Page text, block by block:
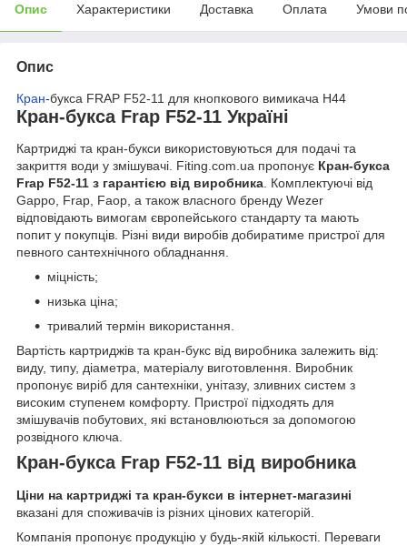
Опис Характеристики Доставка Оплата Умови
Опис
Кран-букса FRAP F52-11 для кнопкового вимикача H44
Кран-букса Frap F52-11 Україні
Картриджі та кран-букси використовуються для подачі та
закриття води у змішувачі. Fiting.com.ua пропонує Кран-букса
Frap F52-11 з гарантією від виробника. Комплектуючі від
Gappo, Frap, Faop, а також власного бренду Wezer
відповідають вимогам європейського стандарту та мають
попит у покупців. Різні види виробів добиратиме пристрої для
певного сантехнічного обладнання.
міцність;
низька ціна;
тривалий термін використання.
Вартість картриджів та кран-букс від виробника залежить від:
виду, типу, діаметра, матеріалу виготовлення. Виробник
пропонує виріб для сантехніки, унітазу, зливних систем з
високим ступенем комфорту. Пристрої підходять для
змішувачів побутових, які встановлюються за допомогою
розвідного ключа.
Кран-букса Frap F52-11 від виробника
Ціни на картриджі та кран-букси в інтернет-магазині
вказані для споживачів із різних цінових категорій.
Компанія пропонує продукцію у будь-якій кількості. Переваги